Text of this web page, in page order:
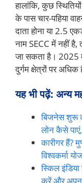
हालांकि, कुछ
के पास चार-पहिया
दाता होना या 2.5
नाम SECC में नहीं है,
जा सकता है। 2025
दुर्गम क्षेत्रों पर अधिक
यह भी पढ़ें: अन्य
बिजनेस शुरू
लोन कैसे
कारीगर हैं?
विश्वकर्मा
स्किल